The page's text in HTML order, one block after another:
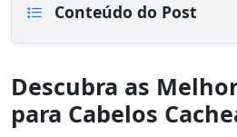
Conteúdo do Post
Descubra as
para Cabelos